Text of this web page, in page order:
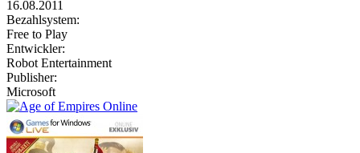
16.08.2011
Bezahlsystem:
Free to Play
Entwickler:
Robot Entertainment
Publisher:
Microsoft